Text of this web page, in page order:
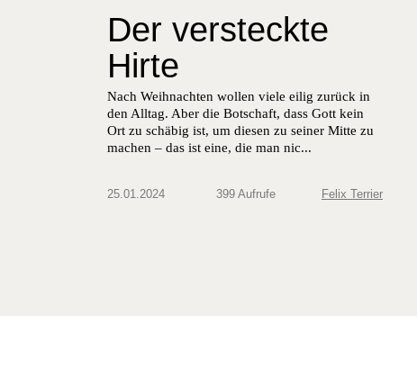
Der versteckte
Hirte
Nach Weihnachten wollen viele eilig zurück in
den Alltag. Aber die Botschaft, dass Gott kein
Ort zu schäbig ist, um diesen zu seiner Mitte zu
machen – das ist eine, die man nic...
25.01.2024 399 Aufrufe Felix Terrier